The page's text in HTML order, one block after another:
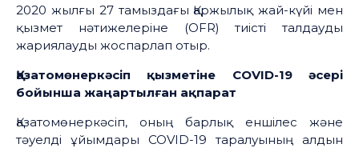
2020 жылғы 27 тамыздағы Қаржылық жай-күйі мен
қызмет нәтижелеріне (OFR) тиісті талдауды
жариялауды жоспарлап отыр.
Қазатомөнеркәсіп қызметіне COVID-19 әсері
бойынша жаңартылған ақпарат
Қазатомөнеркәсіп, оның барлық еншілес және
тәуелді ұйымдары COVID-19 таралуының алдын